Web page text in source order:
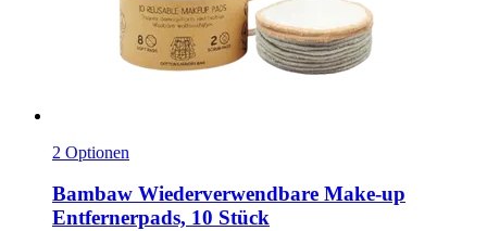
2 Optionen
Bambaw Wiederverwendbare Make-​up
Entfernerpads, 10 Stück